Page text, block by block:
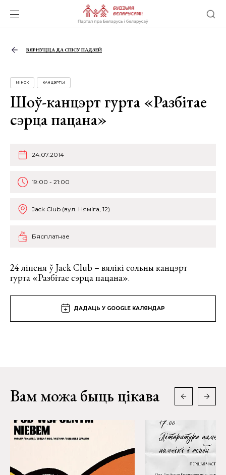
ВЯРНУЦЦА ДА СПІСУ ПАДЗЕЙ
МІНСК КАНЦЭРТЫ
Шоў-канцэрт гурта «Разбітае
сэрца пацана»
24.07.2014
19:00 - 21:00
Jack Club (вул. Няміга, 12)
Бясплатнае
24 ліпеня ў Jack Club – вялікі сольны канцэрт
гурта «Разбітае сэрца пацана».
ДАДАЦЬ У GOOGLE КАЛЯНДАР
Вам можа быць цікава